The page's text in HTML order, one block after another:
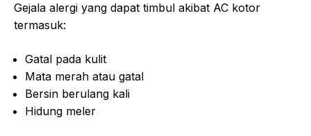
Gejala alergi yang dapat timbul akibat AC kotor
termasuk:
Gatal pada kulit
Mata merah atau gatal
Bersin berulang kali
Hidung meler